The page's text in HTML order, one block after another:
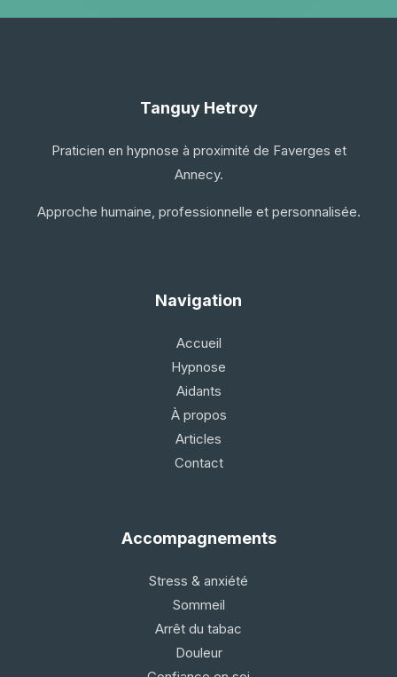
Tanguy Hetroy
Praticien en hypnose à proximité de Faverges et
Annecy.
Approche humaine, professionnelle et personnalisée.
Navigation
Accueil
Hypnose
Aidants
À propos
Articles
Contact
Accompagnements
Stress & anxiété
Sommeil
Arrêt du tabac
Douleur